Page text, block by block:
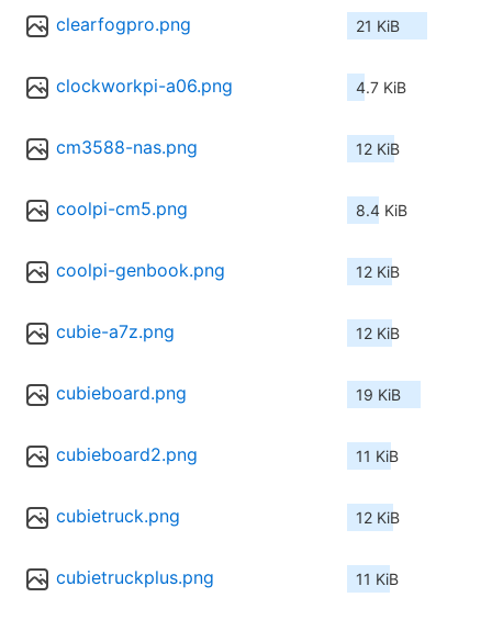
clearfogpro.png 21 KiB
clockworkpi-a06.png 4.7 KiB
cm3588-nas.png 12 KiB
coolpi-cm5.png 8.4 KiB
coolpi-genbook.png 12 KiB
cubie-a7z.png 12 KiB
cubieboard.png 19 KiB
cubieboard2.png 11 KiB
cubietruck.png 12 KiB
cubietruckplus.png 11 KiB